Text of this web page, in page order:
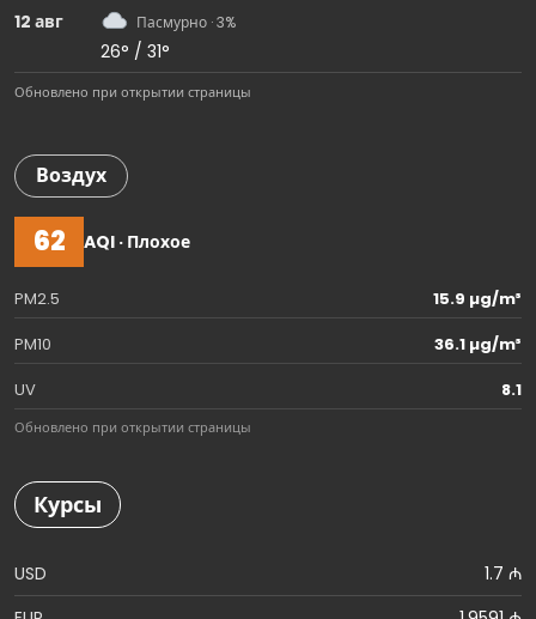
12 авг Пасмурно · 3%
26° / 31°
Обновлено при открытии страницы
Воздух
62 AQI · Плохое
PM2.5
15.9 µg/m³
PM10
36.1 µg/m³
UV
8.1
Обновлено при открытии страницы
Курсы
USD
1.7 ₼